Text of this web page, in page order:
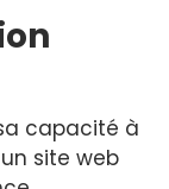
capacité à
site web